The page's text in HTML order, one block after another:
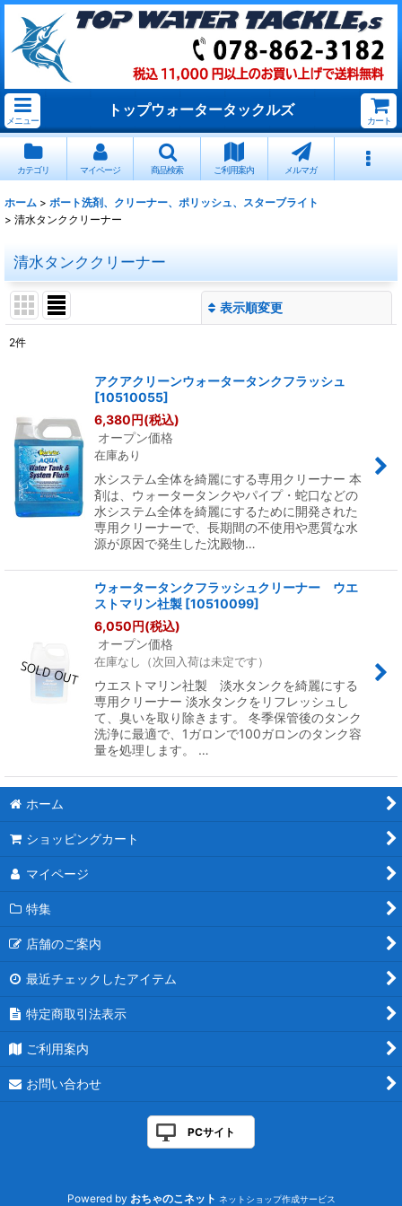
メニュー
トップウォータータックルズ
カート
カテゴリ マイページ 商品検索 ご利用案内 メルマガ
ホーム > ボート洗剤、クリーナー、ポリッシュ、スターブライト
> 清水タンククリーナー
清水タンククリーナー
表示順変更
2件
アクアクリーンウォータータンクフラッシュ
[10510055]
6,380円(税込)
オープン価格
在庫あり
水システム全体を綺麗にする専用クリーナー 本
剤は、ウォータータンクやパイプ・蛇口などの
水システム全体を綺麗にするために開発された
専用クリーナーで、長期間の不使用や悪質な水
源が原因で発生した沈殿物…
ウォータータンクフラッシュクリーナー ウエ
ストマリン社製 [10510099]
6,050円(税込)
オープン価格
在庫なし（次回入荷は未定です）
ウエストマリン社製 淡水タンクを綺麗にする
専用クリーナー 淡水タンクをリフレッシュし
て、臭いを取り除きます。 冬季保管後のタンク
洗浄に最適で、1ガロンで100ガロンのタンク容
量を処理します。 …
ホーム
ショッピングカート
マイページ
特集
店舗のご案内
最近チェックしたアイテム
特定商取引法表示
ご利用案内
お問い合わせ
PCサイト
Powered by おちゃのこネット ネットショップ作成サービス